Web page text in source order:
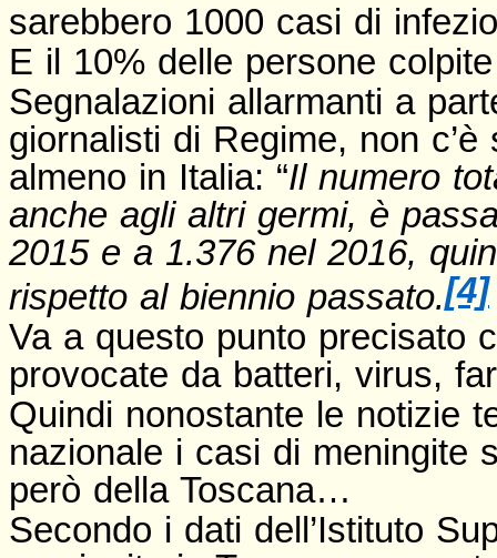
sarebbero 1000 casi di
E il 10% delle persone
Segnalazioni allarmanti a
giornalisti di Regime, non
almeno in Italia: “Il numero
anche agli altri germi, è
2015 e a 1.376 nel 2016,
rispetto al biennio passato.[4]
Va a questo punto precisato
provocate da batteri, virus,
Quindi nonostante le notizie
nazionale i casi di meningite
però della Toscana…
Secondo i dati dell’Istituto